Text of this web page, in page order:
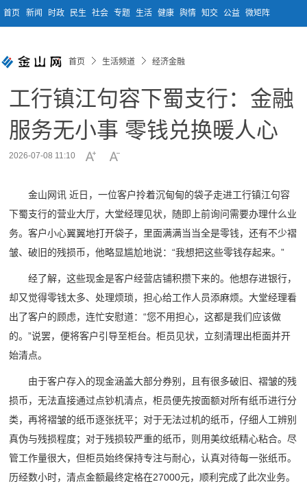
首页 新闻 时政 民生 社会 专题 生活 健康 舆情 知交 公益 微矩阵
首页 生活频道 经济金融
工行镇江句容下蜀支行：金融
服务无小事 零钱兑换暖人心
2026-07-08 11:10
金山网讯 近日，一位客户拎着沉甸甸的袋子走进工行镇江句容
下蜀支行的营业大厅，大堂经理见状，随即上前询问需要办理什么业
务。客户小心翼翼地打开袋子，里面满满当当全是零钱，还有不少褶
皱、破旧的残损币，他略显尴尬地说：“我想把这些零钱存起来。”
经了解，这些现金是客户经营店铺积攒下来的。他想存进银行，
却又觉得零钱太多、处理烦琐，担心给工作人员添麻烦。大堂经理看
出了客户的顾虑，连忙安慰道：“您不用担心，这都是我们应该做
的。”说罢，便将客户引导至柜台。柜员见状，立刻清理出柜面并开
始清点。
由于客户存入的现金涵盖大部分券别，且有很多破旧、褶皱的残
损币，无法直接通过点钞机清点，柜员便先按面额对所有纸币进行分
类，再将褶皱的纸币逐张抚平；对于无法过机的纸币，仔细人工辨别
真伪与残损程度；对于残损较严重的纸币，则用美纹纸精心粘合。尽
管工作量很大，但柜员始终保持专注与耐心，认真对待每一张纸币。
历经数小时，清点金额最终定格在27000元，顺利完成了此次业务。